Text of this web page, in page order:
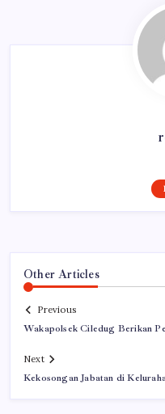
Other Articles
Previous
Wakapolsek Ciledug Berikan
Next
Kekosongan Jabatan di